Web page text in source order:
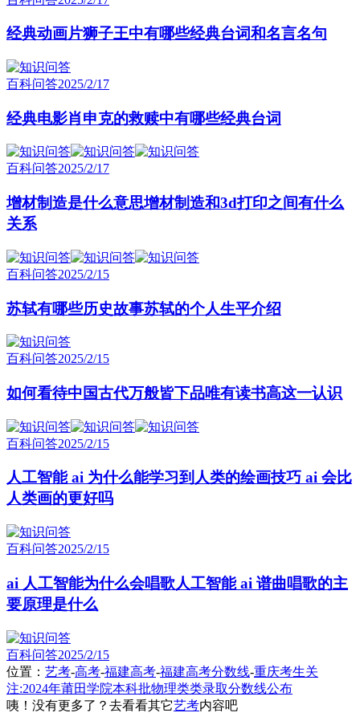
经典动画片狮子王中有哪些经典台词和名言名句
百科问答2025/2/17
经典电影肖申克的救赎中有哪些经典台词
百科问答2025/2/17
增材制造是什么意思增材制造和3d打印之间有什么
关系
百科问答2025/2/15
苏轼有哪些历史故事苏轼的个人生平介绍
百科问答2025/2/15
如何看待中国古代万般皆下品唯有读书高这一认识
百科问答2025/2/15
人工智能 ai 为什么能学习到人类的绘画技巧 ai 会比
人类画的更好吗
百科问答2025/2/15
ai 人工智能为什么会唱歌人工智能 ai 谱曲唱歌的主
要原理是什么
百科问答2025/2/15
位置： 艺考-高考-福建高考-福建高考分数线-重庆考生关
注:2024年莆田学院本科批物理类类录取分数线公布
咦！没有更多了？去看看其它艺考内容吧